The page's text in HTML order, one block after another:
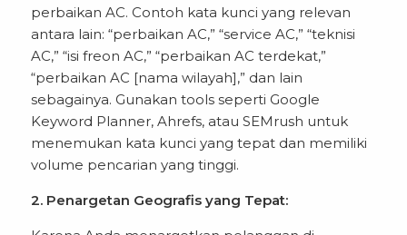
perbaikan AC. Contoh kata kunci yang relevan
antara lain: “perbaikan AC,” “service AC,” “teknisi
AC,” “isi freon AC,” “perbaikan AC terdekat,”
“perbaikan AC [nama wilayah],” dan lain
sebagainya. Gunakan tools seperti Google
Keyword Planner, Ahrefs, atau SEMrush untuk
menemukan kata kunci yang tepat dan memiliki
volume pencarian yang tinggi.
2. Penargetan Geografis yang Tepat: